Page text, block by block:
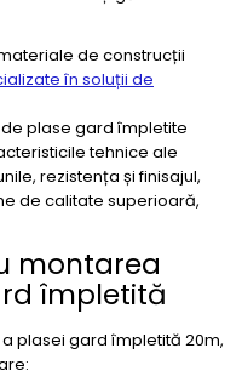
de construcții
în soluții de
plase gard împletite
tehnice ale
rezistența și finisajul,
de calitate superioară,
montarea
împletită
plasei gard împletită 20m,